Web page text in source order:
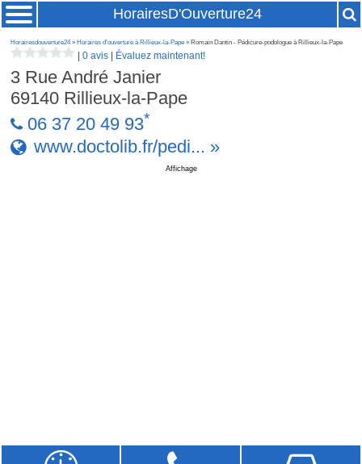
HorairesD'Ouverture24
Horairesdouverture24» Horaires d'ouverture à Rillieux-la-Pape » Romain Dantin - Pédicure-podologue à Rillieux-la-Pape
|0 avis Évaluez maintenant!
3 Rue André Janier
69140 Rillieux-la-Pape
06 37 20 49 93*
www.doctolib.fr/pedi... »
Affichage